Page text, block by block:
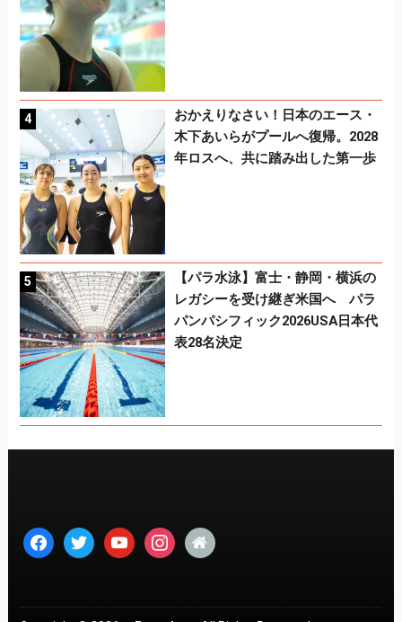
おかえりなさい！日本のエース・
木下あいらがプールへ復帰。2028
年ロスへ、共に踏み出した第一歩
【パラ水泳】富士・静岡・横浜の
レガシーを受け継ぎ米国へ パラ
パンパシフィック2026USA日本代
表28名決定
facebooktwitter youtubeinstagram
home